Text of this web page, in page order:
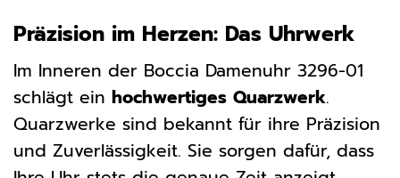
Präzision im Herzen: Das Uhrwerk
Im Inneren der Boccia Damenuhr 3296-01
schlägt ein hochwertiges Quarzwerk.
Quarzwerke sind bekannt für ihre Präzision
und Zuverlässigkeit. Sie sorgen dafür, dass